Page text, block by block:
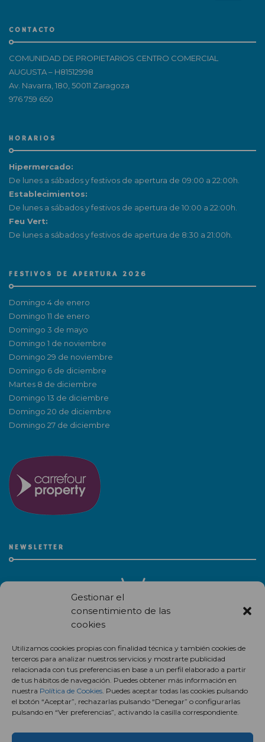
Gestionar el
consentimiento de las
cookies
Utilizamos cookies propias con finalidad técnica y también cookies de
terceros para analizar nuestros servicios y mostrarte publicidad
relacionada con tus preferencias en base a un perfil elaborado a partir
de tus hábitos de navegación. Puedes obtener más información en
nuestra Política de Cookies. Puedes aceptar todas las cookies pulsando
el botón “Aceptar”, rechazarlas pulsando “Denegar” o configurarlas
pulsando en “Ver preferencias”, activando la casilla correspondiente.
CONTACTO
COMUNIDAD DE PROPIETARIOS CENTRO COMERCIAL
AUGUSTA – H81512998
Av. Navarra, 180, 50011 Zaragoza
976 759 650
HORARIOS
Hipermercado:
De lunes a sábados y festivos de apertura de 09:00 a 22:00h.
Establecimientos:
De lunes a sábados y festivos de apertura de 10:00 a 22:00h.
Feu Vert:
De lunes a sábados y festivos de apertura de 8:30 a 21:00h.
FESTIVOS DE APERTURA 2026
Domingo 4 de enero
Domingo 11 de enero
Domingo 3 de mayo
Domingo 1 de noviembre
Domingo 29 de noviembre
Domingo 6 de diciembre
Martes 8 de diciembre
Domingo 13 de diciembre
Domingo 20 de diciembre
Domingo 27 de diciembre
NEWSLETTER
centro comercial.
Suscríbete